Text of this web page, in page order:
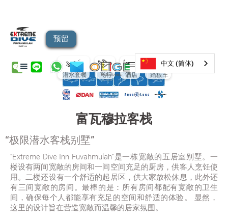
预留
中文 (简体)
潜水套餐 飞行 酒店 踏板车
富瓦穆拉客栈
“极限潜水客栈别墅”
“Extreme Dive Inn Fuvahmulah”是一栋宽敞的五居室别墅。一
楼设有两间宽敞的房间和一间空间充足的厨房，供客人烹饪使
用。二楼还设有一个舒适的起居区，供大家放松休息，此外还
有三间宽敞的房间。最棒的是：所有房间都配有宽敞的卫生
间，确保每个人都能享有充足的空间和舒适的体验。 显然，
这里的设计旨在营造宽敞而温馨的居家氛围。